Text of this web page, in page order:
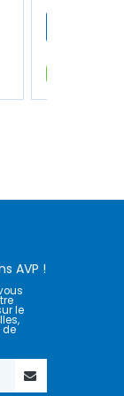
AVP !
le
de